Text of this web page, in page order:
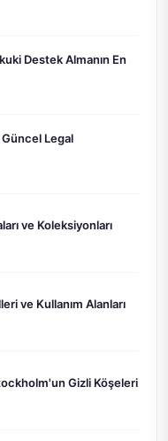
Destek Almanın En
Legal
ve Koleksiyonları
ve Kullanım Alanları
Gizli Köşeleri